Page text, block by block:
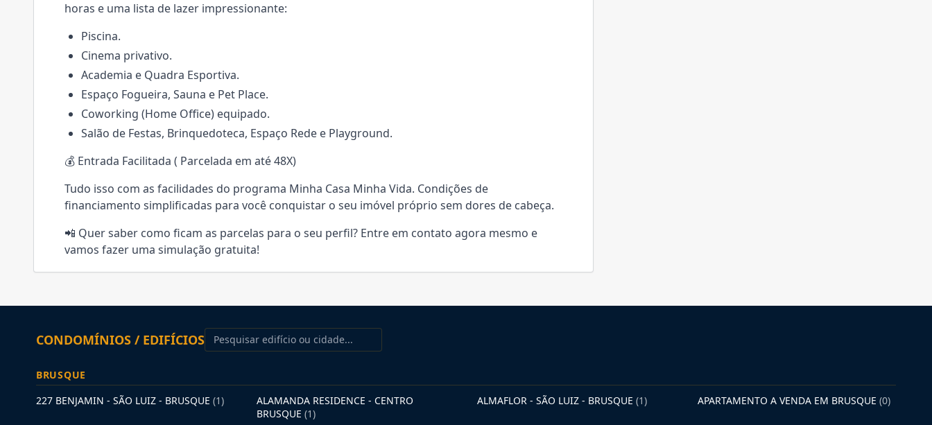
horas e uma lista de lazer impressionante:
Piscina.
Cinema privativo.
Academia e Quadra Esportiva.
Espaço Fogueira, Sauna e Pet Place.
Coworking (Home Office) equipado.
Salão de Festas, Brinquedoteca, Espaço Rede e Playground.
💰 Entrada Facilitada ( Parcelada em até 48X)
Tudo isso com as facilidades do programa Minha Casa Minha Vida. Condições de
financiamento simplificadas para você conquistar o seu imóvel próprio sem dores de cabeça.
📲 Quer saber como ficam as parcelas para o seu perfil? Entre em contato agora mesmo e
vamos fazer uma simulação gratuita!
CONDOMÍNIOS / EDIFÍCIOS
BRUSQUE
227 BENJAMIN - SÃO LUIZ - BRUSQUE (1)
ALAMANDA RESIDENCE - CENTRO
BRUSQUE (1)
ALMAFLOR - SÃO LUIZ - BRUSQUE (1) APARTAMENTO A VENDA EM BRUSQUE (0)